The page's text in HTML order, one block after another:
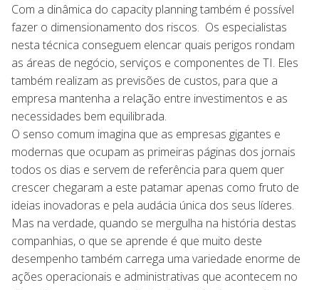
Com a dinâmica do capacity planning também é possível
fazer o dimensionamento dos riscos. Os especialistas
nesta técnica conseguem elencar quais perigos rondam
as áreas de negócio, serviços e componentes de TI. Eles
também realizam as previsões de custos, para que a
empresa mantenha a relação entre investimentos e as
necessidades bem equilibrada.
O senso comum imagina que as empresas gigantes e
modernas que ocupam as primeiras páginas dos jornais
todos os dias e servem de referência para quem quer
crescer chegaram a este patamar apenas como fruto de
ideias inovadoras e pela audácia única dos seus líderes.
Mas na verdade, quando se mergulha na história destas
companhias, o que se aprende é que muito deste
desempenho também carrega uma variedade enorme de
ações operacionais e administrativas que acontecem no